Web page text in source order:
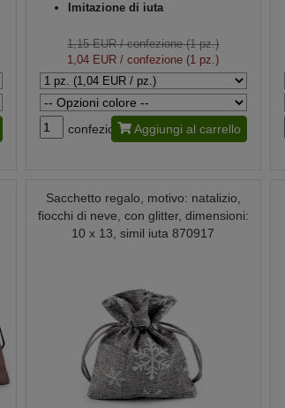
Imitazione di iuta
1,15 EUR/ confezione (1 pz.)
1,04 EUR / confezione (1 pz.)
confezione Aggiungi al carrello
Sacchetto regalo, motivo: natalizio,
fiocchi di neve, con glitter, dimensioni:
10 x 13, simil iuta 870917